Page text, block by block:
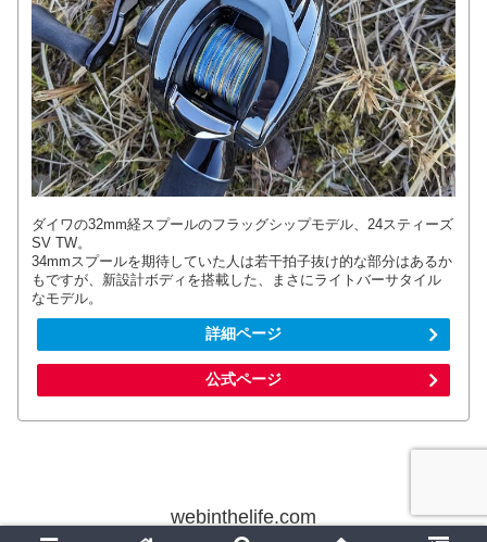
ダイワの32mm経スプールのフラッグシップモデル、24スティーズ
SV TW。
34mmスプールを期待していた人は若干拍子抜け的な部分はあるか
もですが、新設計ボディを搭載した、まさにライトバーサタイル
なモデル。
詳細ページ
公式ページ
webinthelife.com